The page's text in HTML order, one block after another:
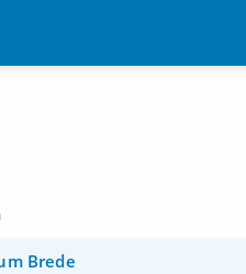
Brede